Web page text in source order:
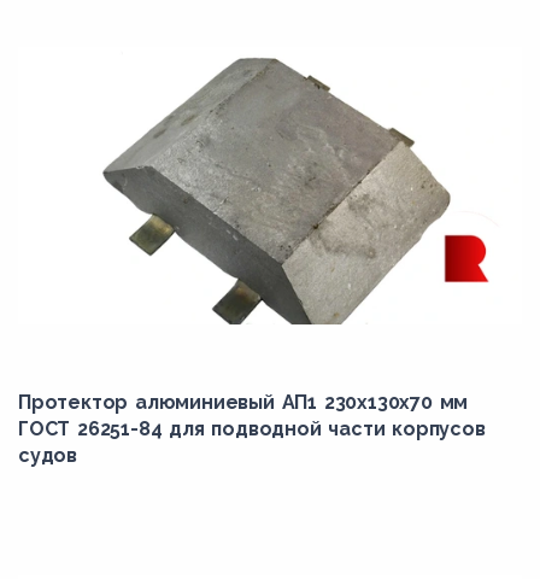
Протектор алюминиевый АП1 230х130х70 мм
ГОСТ 26251-84 для подводной части корпусов
судов